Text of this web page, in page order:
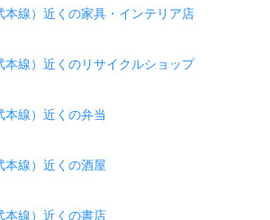
本線）近くの家具・インテリア店
本線）近くのリサイクルショップ
本線）近くの弁当
本線）近くの酒屋
本線）近くの書店